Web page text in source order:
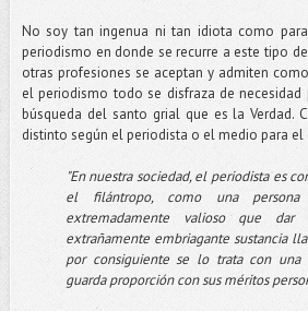
No soy tan ingenua ni tan idiota como
periodismo en donde se recurre a este tipo
otras profesiones se aceptan y admiten
el periodismo todo se disfraza de
búsqueda del santo grial que es la Verdad.
distinto según el periodista o el medio para el
"En nuestra sociedad, el periodista es
el filántropo, como una
extremadamente valioso que
extrañamente embriagante sustancia
por consiguiente se lo trata con una
guarda proporción con sus méritos